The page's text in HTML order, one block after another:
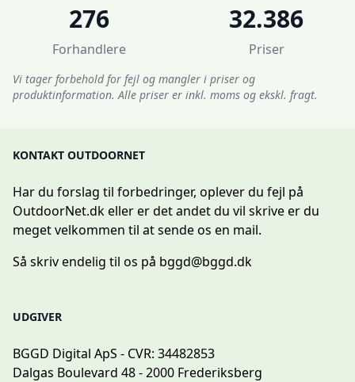
276
Forhandlere
32.386
Priser
Vi tager forbehold for fejl og mangler i priser og
produktinformation. Alle priser er inkl. moms og ekskl. fragt.
KONTAKT OUTDOORNET
Har du forslag til forbedringer, oplever du fejl på
OutdoorNet.dk eller er det andet du vil skrive er du
meget velkommen til at sende os en mail.
Så skriv endelig til os på bggd@bggd.dk
UDGIVER
BGGD Digital ApS - CVR: 34482853
Dalgas Boulevard 48 - 2000 Frederiksberg